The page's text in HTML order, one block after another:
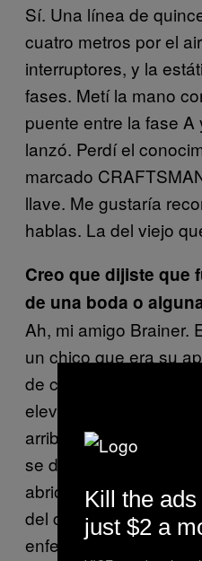
Sí. Una línea de
cuatro metros por el
interruptores, y la
fases. Metí la mano
puente entre la fase A
lanzó. Perdí el
marcado
llave. Me gustaría
hablas. La del viejo
Creo que dijiste que
de una boda o
Ah, mi amigo Brainer.
un chico que era su
de casarse. Manejaba
elevadores de
arriba, y cayó en un
se desplomó. El chico
abrió la cabeza. Mi
del chico estaban
enfermizo. Sucedió
Kill the
just $2 a